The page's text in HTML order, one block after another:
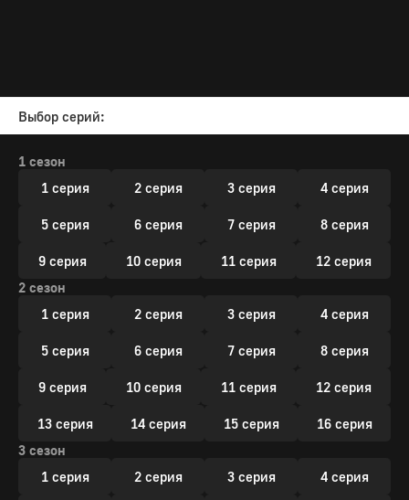
Выбор серий:
1 сезон
1 серия
2 серия 3 серия 4 серия
5 серия 6 серия 7 серия 8 серия
9 серия 10 серия 11 серия
12 серия
2 сезон
1 серия
2 серия 3 серия 4 серия
5 серия 6 серия 7 серия 8 серия
9 серия 10 серия 11 серия 12 серия
13 серия 14 серия 15 серия
16 серия
3 сезон
1 серия
2 серия 3 серия 4 серия